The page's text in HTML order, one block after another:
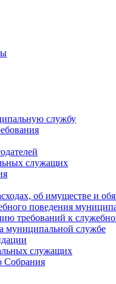
службу
служащих
об имуществе и
поведения
требований к
муниципальной службе
служащих
Cобрания